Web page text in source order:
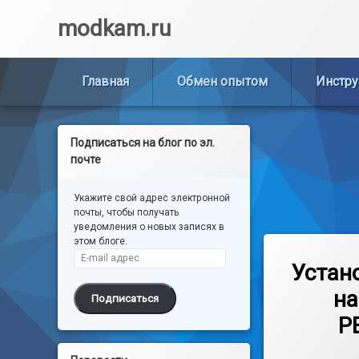
modkam.ru
Главная Обмен опытом
Подписаться на блог по эл.
почте
Укажите свой адрес электронной
почты, чтобы получать
уведомления о новых записях в
этом блоге.
E-mail адрес
Подписаться